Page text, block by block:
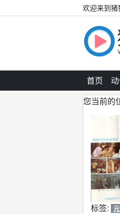
欢迎来到猪
首页
您当前的
标签: